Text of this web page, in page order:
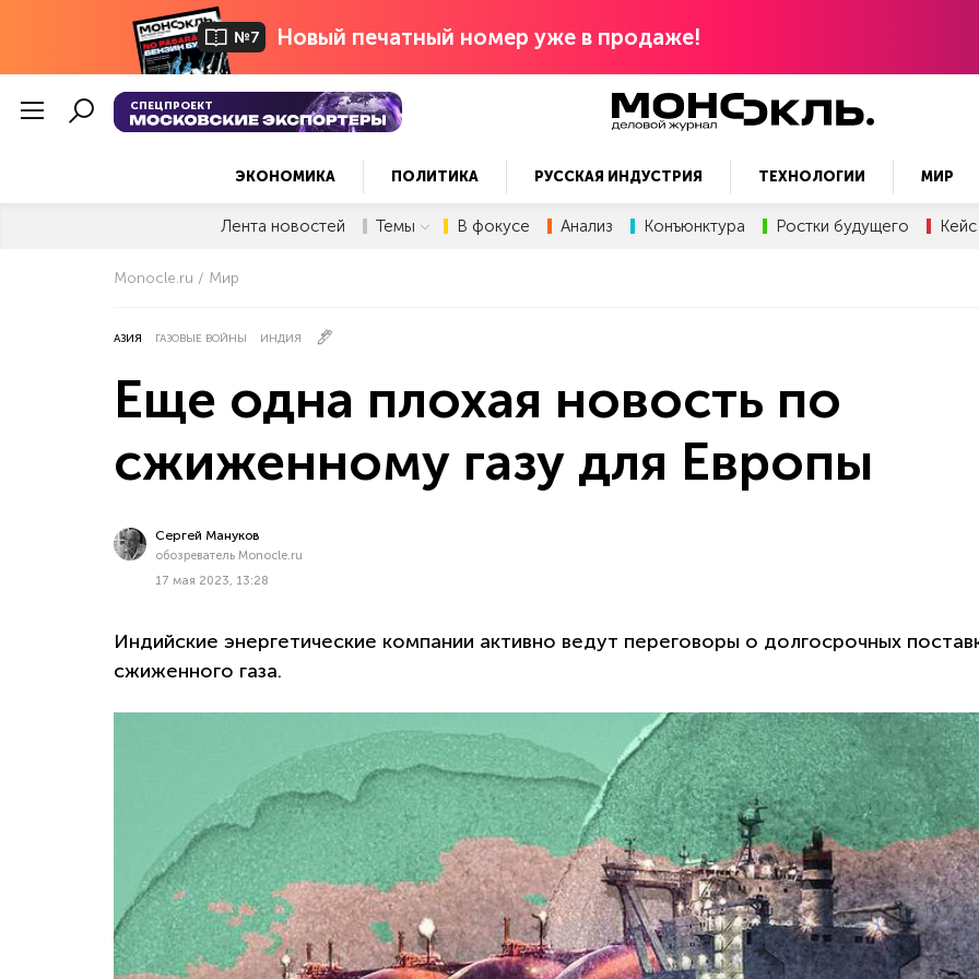
№7 Новый печатный номер уже в продаже!
СПЕЦПРОЕКТ
ЭКОНОМИКА ПОЛИТИКА РУССКАЯ ИНДУСТРИЯ ТЕХНОЛОГИИ МИР
Лента новостей Темы В фокусе Анализ Конъюнктура Ростки будущего Кейс
Monocle.ru Мир
АЗИЯ ГАЗОВЫЕ ВОЙНЫ ИНДИЯ
Еще одна плохая новость по
сжиженному газу для Европы
Сергей Мануков
обозреватель Monocle.ru
17 мая 2023, 13:28
Индийские энергетические компании активно ведут переговоры о долгосрочных
сжиженного газа.